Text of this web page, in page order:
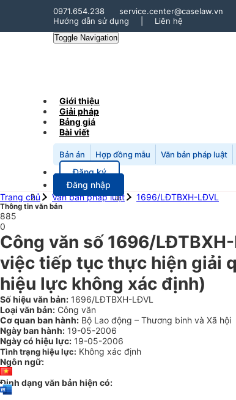
0971.654.238
service.center@caselaw.vn
Hướng dẫn sử dụng
Liên hệ
Toggle Navigation
Giới thiệu
Giải pháp
Bảng giá
Bài viết
Bản án Hợp đồng mẫu Văn bản pháp luật
Đăng ký
Đăng nhập
Trang chủ
Văn bản pháp luật 1696/LĐTBXH-LĐVL
Thông tin văn bản
885
0
Công văn số 1696/
việc tiếp tục thực hiện giải
hiệu lực không xác định)
Số hiệu văn bản: 1696/LĐTBXH-LĐVL
Loại văn bản: Công văn
Cơ quan ban hành: Bộ Lao động – Thương binh và Xã hội
Ngày ban hành: 19-05-2006
Ngày có hiệu lực: 19-05-2006
Tình trạng hiệu lực: Không xác định
Ngôn ngữ:
Định dạng văn bản hiện có: